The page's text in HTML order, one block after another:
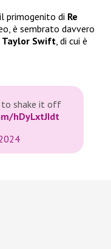
il primogenito di Re
è sembrato davvero
Taylor Swift, di cui è
to shake it off
hDyLxtJIdt